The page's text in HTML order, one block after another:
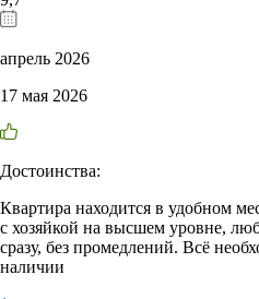
апрель 2026
17 мая 2026
Достоинства:
Квартира находится в удобном
с хозяйкой на высшем уровне,
сразу, без промедлений. Всё
наличии